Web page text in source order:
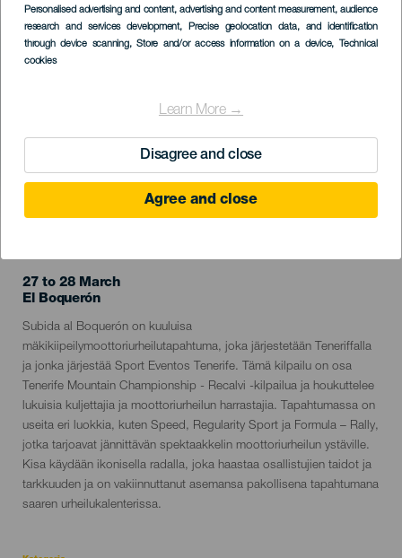
Personalised advertising and content, advertising and content measurement, audience
research and services development, Precise geolocation data, and identification
through device scanning, Store and/or access information on a device, Technical
cookies
Learn More →
Disagree and close
Agree and close
Imagen
Listado
27 to 28 March
Localidad
El Boquerón
Descripción
del
evento
Subida al Boquerón on kuuluisa
mäkikiipeilymoottoriurheilutapahtuma, joka järjestetään Teneriffalla
ja jonka järjestää Sport Eventos Tenerife. Tämä kilpailu on osa
Tenerife Mountain Championship - Recalvi -kilpailua ja houkuttelee
lukuisia kuljettajia ja moottoriurheilun harrastajia. Tapahtumassa on
useita eri luokkia, kuten Speed, Regularity Sport ja Formula – Rally,
jotka tarjoavat jännittävän spektaakkelin moottoriurheilun ystäville.
Kisa käydään ikonisella radalla, joka haastaa osallistujien taidot ja
tarkkuuden ja on vakiinnuttanut asemansa pakollisena tapahtumana
saaren urheilukalenterissa.